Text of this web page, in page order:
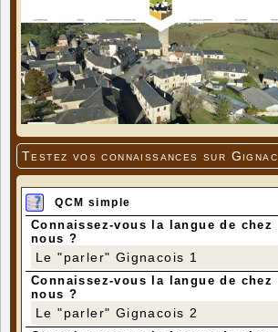
Testez vos connaissances sur Gignac
QCM simple
Connaissez-vous la langue de chez
nous ?
Le "parler" Gignacois 1
Connaissez-vous la langue de chez
nous ?
Le "parler" Gignacois 2